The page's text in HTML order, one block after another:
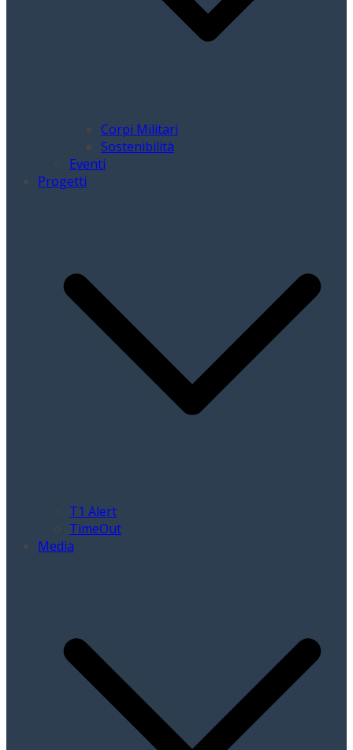
Corpi Militari
Sostenibilità
Eventi
Progetti
T1 Alert
TimeOut
Media